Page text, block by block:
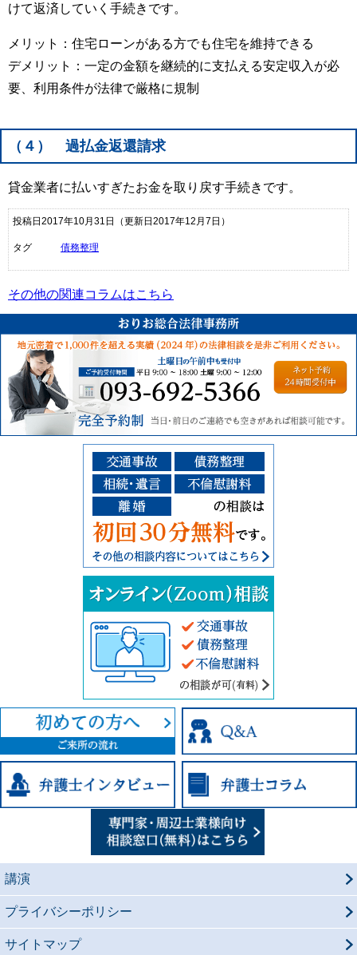
けて返済していく手続きです。
メリット：住宅ローンがある方でも住宅を維持できる
デメリット：一定の金額を継続的に支払える安定収入が必
要、利用条件が法律で厳格に規制
（４） 過払金返還請求
貸金業者に払いすぎたお金を取り戻す手続きです。
投稿日2017年10月31日 （更新日2017年12月7日）
タグ 債務整理
その他の関連コラムはこちら
講演
プライバシーポリシー
サイトマップ